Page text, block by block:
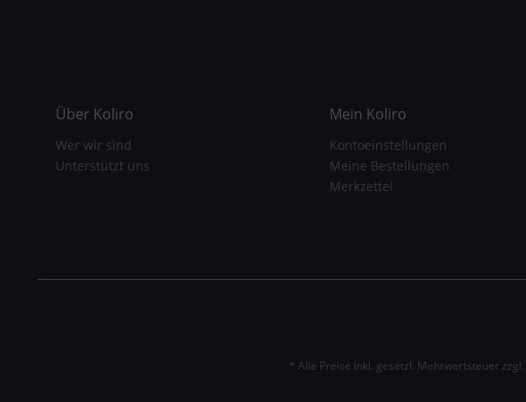
Über Koliro
Wer wir sind
Unterstützt uns
Mein Koliro
Kontoeinstellungen
Meine Bestellungen
Merkzettel
* Alle Preise inkl. gesetzl. Mehrwertsteuer zzgl.